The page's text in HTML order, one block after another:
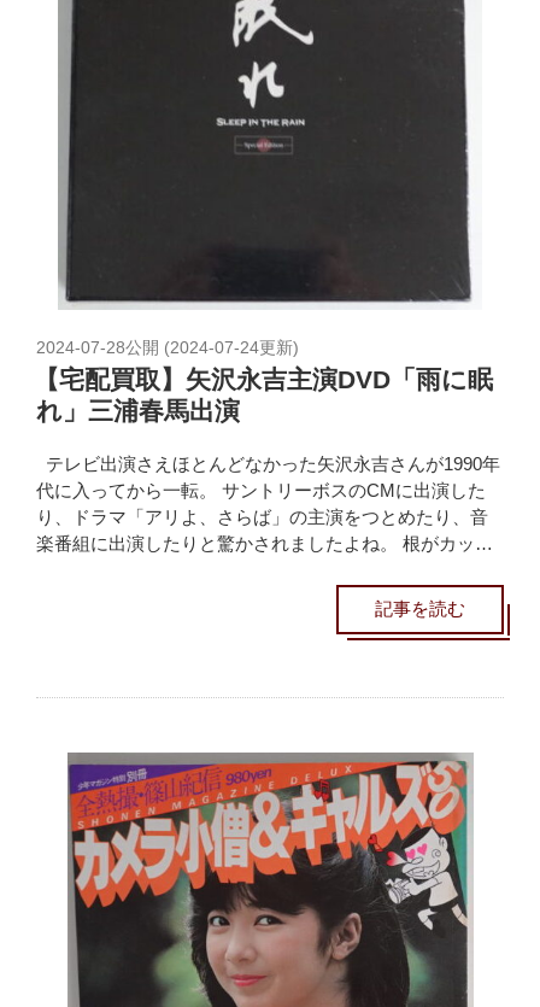
2024-07-28公開 (2024-07-24更新)
【宅配買取】矢沢永吉主演DVD「雨に眠
れ」三浦春馬出演
テレビ出演さえほとんどなかった矢沢永吉さんが1990年
代に入ってから一転。 サントリーボスのCMに出演した
り、ドラマ「アリよ、さらば」の主演をつとめたり、音
楽番組に出演したりと驚かされましたよね。 根がカッ…
記事を読む